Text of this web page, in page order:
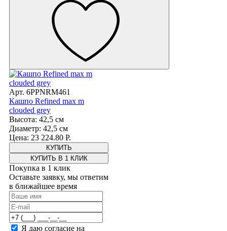
Арт. 6PPNRM461
Кашпо Refined max m
clouded grey
Высота: 42,5 см
Диаметр: 42,5 см
Цена: 23 224.80 Р.
КУПИТЬ В 1 КЛИК
Покупка в 1 клик
Оставьте заявку, мы ответим
в ближайшее время
Я даю согласие на